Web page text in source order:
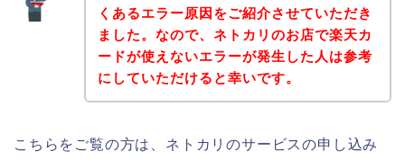
くあるエラー原因をご紹介させていただき
ました。なので、ネトカリのお店で楽天カ
ードが使えないエラーが発生した人は参考
にしていただけると幸いです。
こちらをご覧の方は、ネトカリのサービスの申し込み